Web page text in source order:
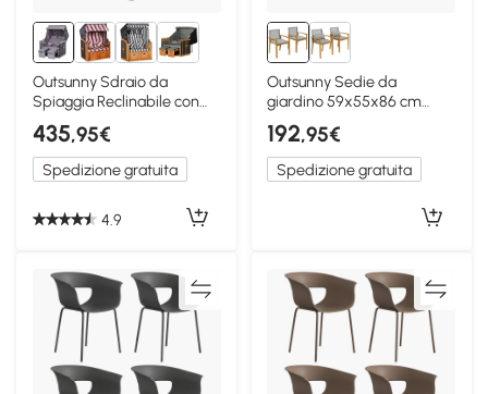
Outsunny Sdraio da
Spiaggia Reclinabile con
Tettuccio e Cassetti, Grigio
435,95€
Spedizione gratuita
4.9
Outsunny Sedie da
giardino 59x55x86 cm
Legno naturale
192,95€
Spedizione gratuita